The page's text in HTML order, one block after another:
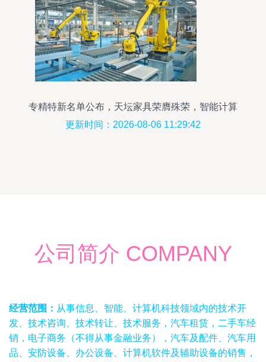
专精特新名单公布，天坛家具荣膺殊荣，智能计算
机科技领域技术开发引领行业革新
更新时间：2026-08-06 11:29:42
公司简介 COMPANY
经营范围： 从事信息、智能、计算机科技领域内的技术开
发、技术咨询、技术转让、技术服务，汽车租赁，二手车经
销，电子商务（不得从事金融业务），汽车及配件、汽车用
品、安防设备、办公设备、计算机软件及辅助设备的销售，